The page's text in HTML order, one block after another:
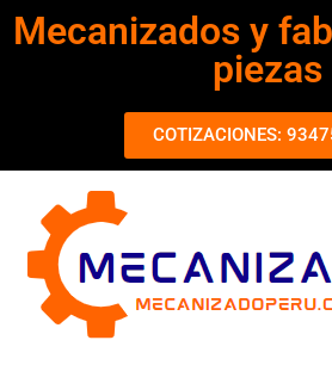
Mecanizados y
piezas
COTIZACIONES: